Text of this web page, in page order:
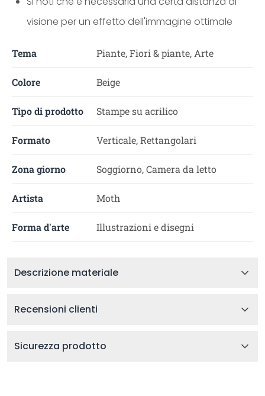
visione per un effetto dell'immagine ottimale
Tema Piante, Fiori & piante, Arte
Colore Beige
Tipo di prodotto Stampe su acrilico
Formato Verticale, Rettangolari
Zona giorno Soggiorno, Camera da letto
Artista Moth
Forma d'arte Illustrazioni e disegni
Descrizione materiale
Recensioni clienti
Sicurezza prodotto